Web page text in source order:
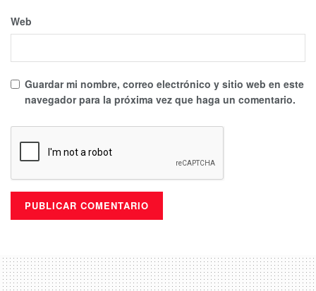
Web
Guardar mi nombre, correo electrónico y sitio web en este
navegador para la próxima vez que haga un comentario.